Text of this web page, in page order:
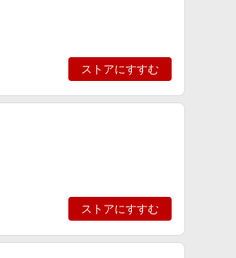
ストアにすすむ
ストアにすすむ